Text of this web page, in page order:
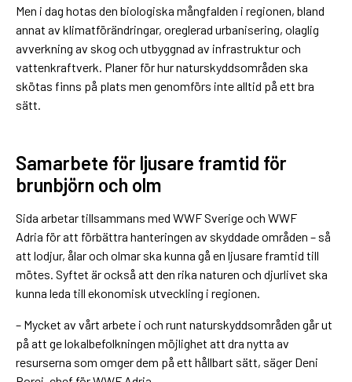
Men i dag hotas den biologiska mångfalden i regionen, bland
annat av klimatförändringar, oreglerad urbanisering, olaglig
avverkning av skog och utbyggnad av infrastruktur och
vattenkraftverk. Planer för hur naturskyddsområden ska
skötas finns på plats men genomförs inte alltid på ett bra
sätt.
Samarbete för ljusare framtid för
brunbjörn och olm
Sida arbetar tillsammans med WWF Sverige och WWF
Adria för att förbättra hanteringen av skyddade områden – så
att lodjur, ålar och olmar ska kunna gå en ljusare framtid till
mötes. Syftet är också att den rika naturen och djurlivet ska
kunna leda till ekonomisk utveckling i regionen.
– Mycket av vårt arbete i och runt naturskyddsområden går ut
på att ge lokalbefolkningen möjlighet att dra nytta av
resurserna som omger dem på ett hållbart sätt, säger Deni